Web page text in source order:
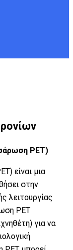
PET)
είναι μια
στην
λειτουργίας
PET
για να